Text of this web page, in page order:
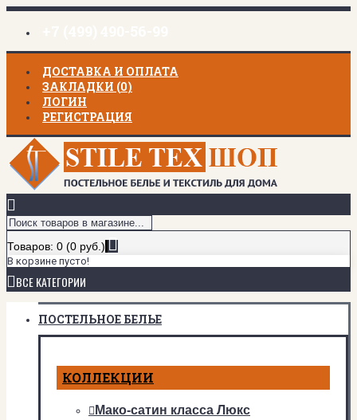
ДОСТАВКА И ОПЛАТА
ЗАКЛАДКИ (0)
ЛОГИН
РЕГИСТРАЦИЯ
Товаров: 0 (0 руб.)
В корзине пусто!
ВСЕ КАТЕГОРИИ
ПОСТЕЛЬНОЕ БЕЛЬЕ
КОЛЛЕКЦИИ
Мако-сатин класса Люкс